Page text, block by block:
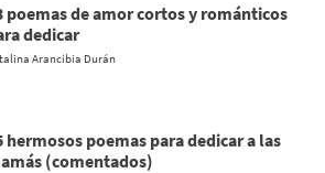
poemas de amor cortos y románticos
dedicar
Arancibia Durán
hermosos poemas para dedicar a las
(comentados)